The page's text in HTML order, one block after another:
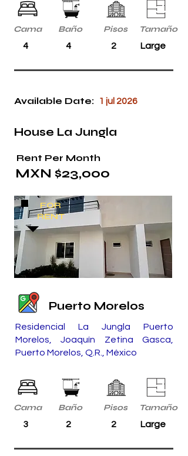
Cama Baño Pisos Tamaño
4 4 2 Large
Available Date: 1 jul 2026
House La Jungla
Rent Per Month
MXN $23,000
FOR
RENT
Puerto Morelos
Residencial La Jungla Puerto
Morelos, Joaquín Zetina Gasca,
Puerto Morelos, Q.R., México
Cama Baño Pisos Tamaño
3 2 2 Large